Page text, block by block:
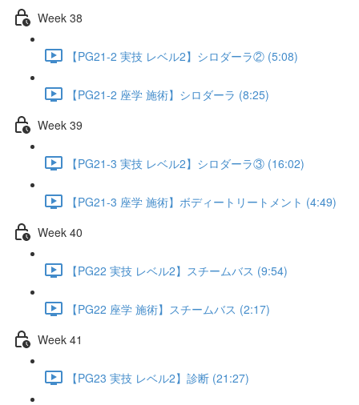
Week 38
【PG21-2 実技 レベル2】シロダーラ② (5:08)
【PG21-2 座学 施術】シロダーラ (8:25)
Week 39
【PG21-3 実技 レベル2】シロダーラ③ (16:02)
【PG21-3 座学 施術】ボディートリートメント (4:49)
Week 40
【PG22 実技 レベル2】スチームバス (9:54)
【PG22 座学 施術】スチームバス (2:17)
Week 41
【PG23 実技 レベル2】診断 (21:27)